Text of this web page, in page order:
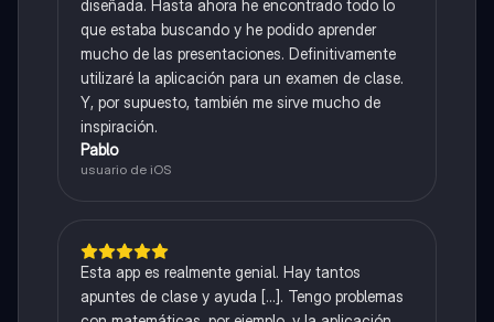
diseñada. Hasta ahora he encontrado todo lo
que estaba buscando y he podido aprender
mucho de las presentaciones. Definitivamente
utilizaré la aplicación para un examen de clase.
Y, por supuesto, también me sirve mucho de
inspiración.
Pablo
usuario de iOS
Esta app es realmente genial. Hay tantos
apuntes de clase y ayuda [...]. Tengo problemas